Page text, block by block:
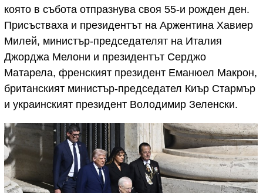
която в събота отпразнува своя 55-и рожден ден.
Присъстваха и президентът на Аржентина Хавиер
Милей, министър-председателят на Италия
Джорджа Мелони и президентът Серджо
Матарела, френският президент Еманюел Макрон,
британският министър-председател Киър Стармър
и украинският президент Володимир Зеленски.